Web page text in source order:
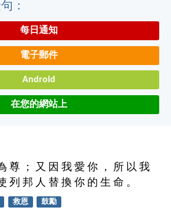
：
每日通知
電子郵件
Android
在您的網站上
尊 ； 又 因 我 愛 你 ， 所 以 我
列 邦 人 替 換 你 的 生 命 。
救恩 鼓勵